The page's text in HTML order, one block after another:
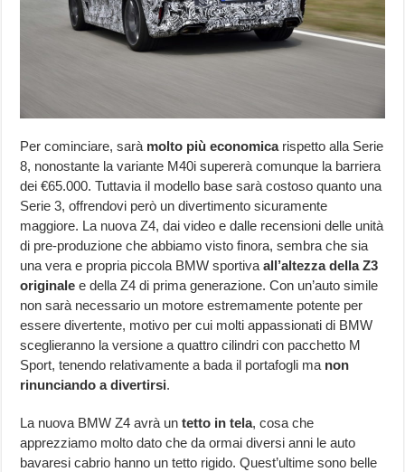
Per cominciare, sarà molto più economicarispetto alla Serie
8, nonostante la variante M40i supererà comunque la barriera
dei €65.000. Tuttavia il modello base sarà costoso quanto una
Serie 3, offrendovi però un divertimento sicuramente
maggiore. La nuova Z4, dai video e dalle recensioni delle unità
di pre-produzione che abbiamo visto finora, sembra che sia
una vera e propria piccola BMW sportivaall’altezza della Z3
originalee della Z4 di prima generazione. Con un’auto simile
non sarà necessario un motore estremamente potente per
essere divertente, motivo per cui molti appassionati di BMW
sceglieranno la versione a quattro cilindri con pacchetto M
Sport, tenendo relativamente a bada il portafogli ma non
rinunciando a divertirsi.
La nuova BMW Z4 avrà untetto in tela, cosa che
apprezziamo molto dato che da ormai diversi anni le auto
bavaresi cabrio hanno un tetto rigido. Quest’ultime sono belle